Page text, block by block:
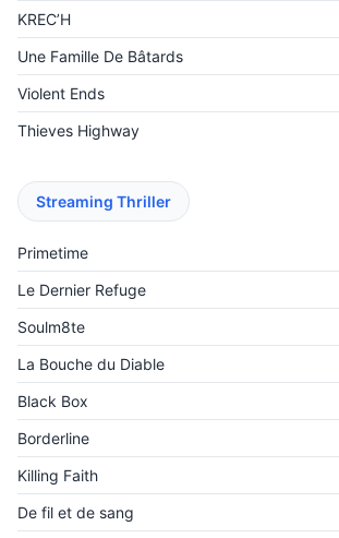
KREC’H
Une Famille De Bâtards
Violent Ends
Thieves Highway
Streaming Thriller
Primetime
Le Dernier Refuge
Soulm8te
La Bouche du Diable
Black Box
Borderline
Killing Faith
De fil et de sang